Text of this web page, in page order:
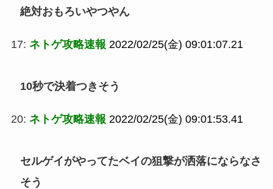
絶対おもろいやつやん
17: ネトゲ攻略速報 2022/02/25(金) 09:01:07.21
10秒で決着つきそう
20: ネトゲ攻略速報 2022/02/25(金) 09:01:53.41
セルゲイがやってたベイの狙撃が洒落にならなさ
そう